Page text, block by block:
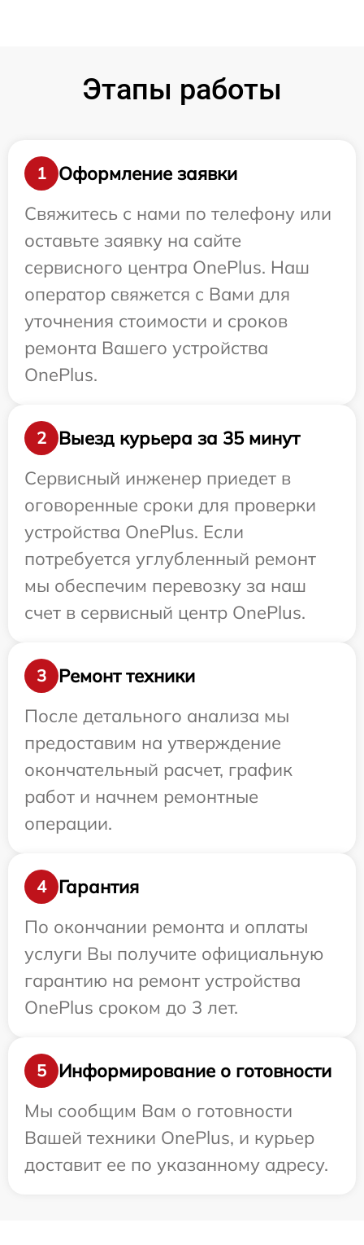
Этапы работы
1
Оформление заявки
Свяжитесь с нами по телефону или
оставьте заявку на сайте
сервисного центра OnePlus. Наш
оператор свяжется с Вами для
уточнения стоимости и сроков
ремонта Вашего устройства
OnePlus.
2
Выезд курьера за 35 минут
Сервисный инженер приедет в
оговоренные сроки для проверки
устройства OnePlus. Если
потребуется углубленный ремонт
мы обеспечим перевозку за наш
счет в сервисный центр OnePlus.
3
Ремонт техники
После детального анализа мы
предоставим на утверждение
окончательный расчет, график
работ и начнем ремонтные
операции.
4
Гарантия
По окончании ремонта и оплаты
услуги Вы получите официальную
гарантию на ремонт устройства
OnePlus сроком до 3 лет.
5
Информирование о готовности
Мы сообщим Вам о готовности
Вашей техники OnePlus, и курьер
доставит ее по указанному адресу.